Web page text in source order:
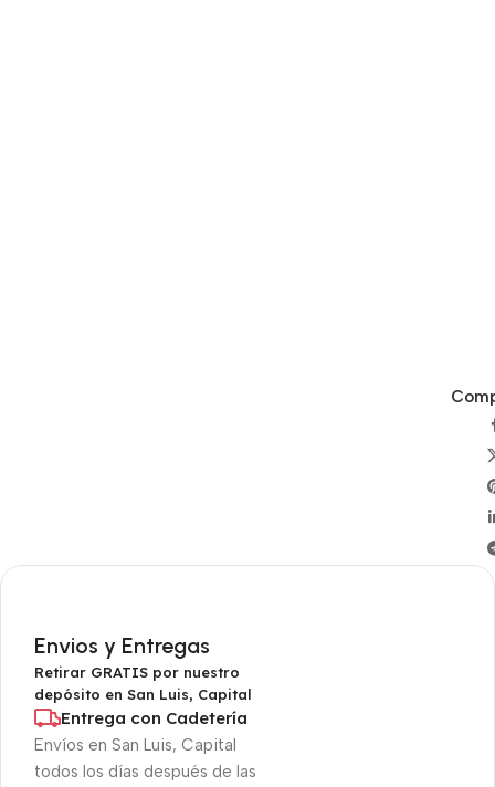
Envios y Entregas
Retirar GRATIS por nuestro
depósito en San Luis, Capital
Entrega con Cadetería
Envíos en San Luis, Capital
todos los días después de las